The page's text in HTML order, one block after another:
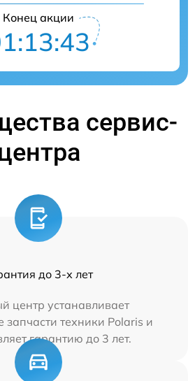
Конец акции
сервис-
до 3-х лет
центр устанавливает
запчасти техники Polaris и
гарантию до 3 лет.